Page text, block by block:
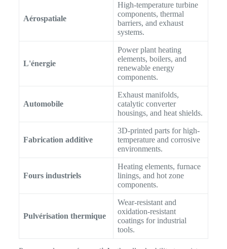
Aérospatiale
High-temperature turbine
components, thermal
barriers, and exhaust
systems.
L'énergie
Power plant heating
elements, boilers, and
renewable energy
components.
Automobile
Exhaust manifolds,
catalytic converter
housings, and heat shields.
Fabrication additive
3D-printed parts for high-
temperature and corrosive
environments.
Fours industriels
Heating elements, furnace
linings, and hot zone
components.
Pulvérisation thermique
Wear-resistant and
oxidation-resistant
coatings for industrial
tools.